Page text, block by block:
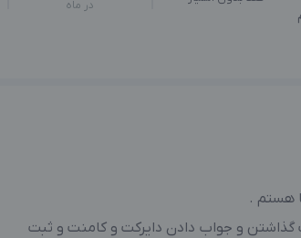
در ماه
هستم .
و جواب دادن دایرکت و کامنت و ثبت